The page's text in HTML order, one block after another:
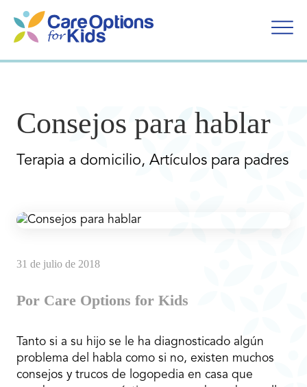
contenido
Consejos para hablar
Terapia a domicilio, Artículos para padres
31 de julio de 2018
Por Care Options for Kids
Tanto si a su hijo se le ha diagnosticado algún
problema del habla como si no, existen muchos
consejos y trucos de logopedia en casa que